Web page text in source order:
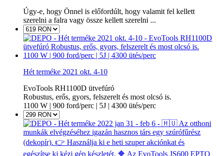
Úgy-e, hogy Önnel is előfordúlt, hogy valamit fel kellett
szerelni a falra vagy össze kellett szerelni ...
Hét terméke 2021 okt. 4-10
EvoTools RH1100D ütvefúró
Robustus, erős, gyors, felszerelt és most olcsó is.
1100 W | 900 ford/perc | 5J | 4300 ütés/perc